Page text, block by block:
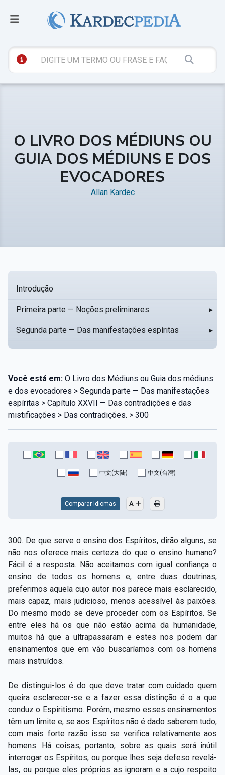
O LIVRO DOS MÉDIUNS OU
GUIA DOS MÉDIUNS E DOS
EVOCADORES
Allan Kardec
Introdução
Primeira parte — Noções preliminares ▸
Segunda parte — Das manifestações espíritas ▸
Você está em: O Livro dos Médiuns ou Guia dos médiuns
e dos evocadores > Segunda parte — Das manifestações
espíritas > Capítulo XXVII — Das contradições e das
mistificações > Das contradições. > 300
中文(大陆) 中文(台灣)
Comparar Idiomas
300. De que serve o ensino dos Espíritos, dirão alguns, se
não nos oferece mais certeza do que o ensino humano?
Fácil é a resposta. Não aceitamos com igual confiança o
ensino de todos os homens e, entre duas doutrinas,
preferimos aquela cujo autor nos parece mais esclarecido,
mais capaz, mais judicioso, menos acessível às paixões.
Do mesmo modo se deve proceder com os Espíritos. Se
entre eles há os que não estão acima da humanidade,
muitos há que a ultrapassaram e estes nos podem dar
ensinamentos que em vão buscaríamos com os homens
mais instruídos.
De distingui-los é do que deve tratar com cuidado quem
queira esclarecer-se e a fazer essa distinção é o a que
conduz o Espiritismo. Porém, mesmo esses ensinamentos
têm um limite e, se aos Espíritos não é dado saberem tudo,
com mais forte razão isso se verifica relativamente aos
homens. Há coisas, portanto, sobre as quais será inútil
interrogar os Espíritos, ou porque lhes seja defeso revelá-
las, ou porque eles próprios as ignoram e a cujo respeito